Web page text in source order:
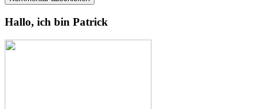
Hallo, ich bin Patrick